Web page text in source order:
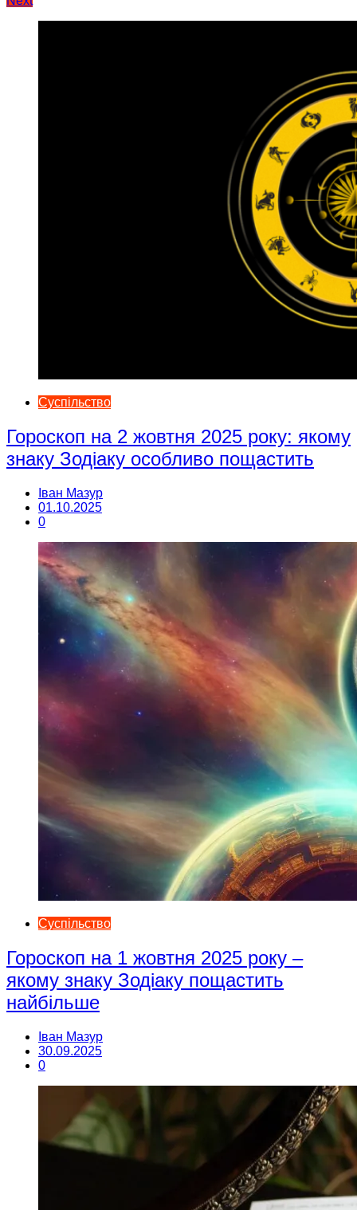
записів
Суспільство
Гороскоп на 2 жовтня 2025 року: якому
знаку Зодіаку особливо пощастить
Іван Мазур
01.10.2025
0
Суспільство
Гороскоп на 1 жовтня 2025 року –
якому знаку Зодіаку пощастить
найбільше
Іван Мазур
30.09.2025
0